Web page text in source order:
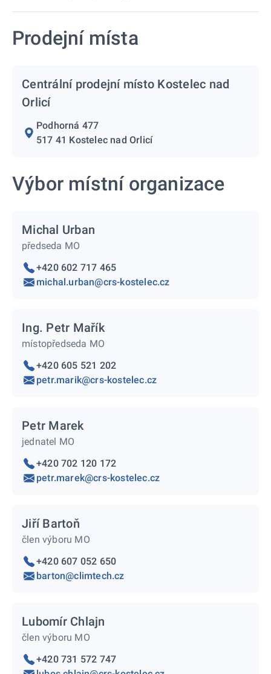
Prodejní místa
Centrální prodejní místo Kostelec nad
Orlicí
Podhorná 477
517 41 Kostelec nad Orlicí
Výbor místní organizace
Michal Urban
předseda MO
+420 602 717 465
michal.urban@crs-kostelec.cz
Ing. Petr Mařík
místopředseda MO
+420 605 521 202
petr.marik@crs-kostelec.cz
Petr Marek
jednatel MO
+420 702 120 172
petr.marek@crs-kostelec.cz
Jiří Bartoň
člen výboru MO
+420 607 052 650
barton@climtech.cz
Lubomír Chlajn
člen výboru MO
+420 731 572 747